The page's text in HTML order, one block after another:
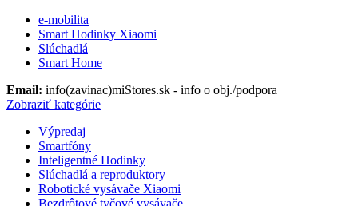
e-mobilita
Smart Hodinky Xiaomi
Slúchadlá
Smart Home
Email: info(zavinac)miStores.sk - info o obj./podpora
Zobraziť kategórie
Výpredaj
Smartfóny
Inteligentné Hodinky
Slúchadlá a reproduktory
Robotické vysávače Xiaomi
Bezdrôtové tyčové vysávače